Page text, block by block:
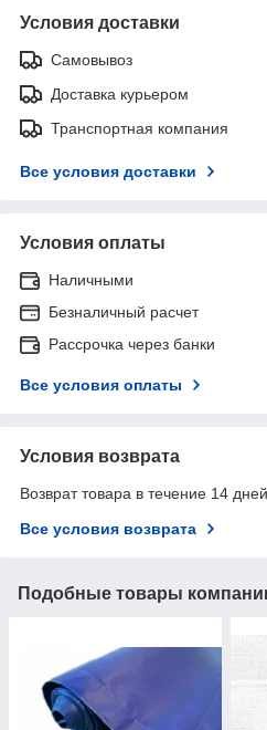
Условия доставки
Самовывоз
Доставка курьером
Транспортная компания
Все условия доставки
Условия оплаты
Наличными
Безналичный расчет
Рассрочка через банки
Все условия оплаты
Условия возврата
Возврат товара в течение 14
Все условия возврата
Подобные товары